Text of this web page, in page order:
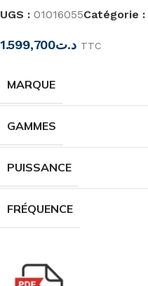
UGS : 01016055Catégorie :
د.ت1.599,700 TTC
MARQUE
GAMMES
PUISSANCE
FRÉQUENCE